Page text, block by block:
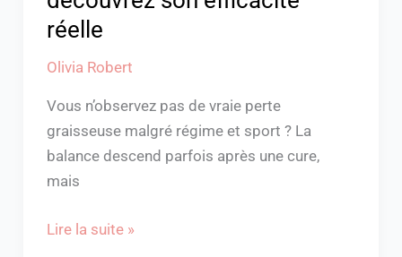
réelle
Olivia Robert
Vous n’observez pas de vraie perte
graisseuse malgré régime et sport ? La
balance descend parfois après une cure,
mais
Lire la suite »